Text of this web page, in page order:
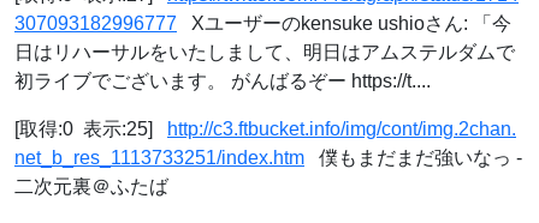
307093182996777 Xユーザーのkensuke ushioさん: 「今
日はリハーサルをいたしまして、明日はアムステルダムで
初ライブでございます。 がんばるぞー https://t....
[取得:0 表示:25]
http://c3.ftbucket.info/img/cont/img.2chan.
net_b_res_1113733251/index.htm 僕もまだまだ強いなっ -
二次元裏＠ふたば